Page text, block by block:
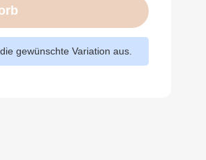
gewünschte Variation aus.